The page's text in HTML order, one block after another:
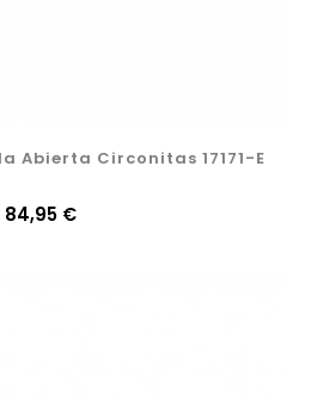
Abierta Circonitas 17171-E
Precio
84,95 €